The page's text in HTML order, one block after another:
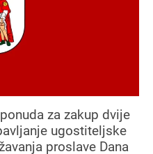
za zakup dvije
ugostiteljske
proslave Dana